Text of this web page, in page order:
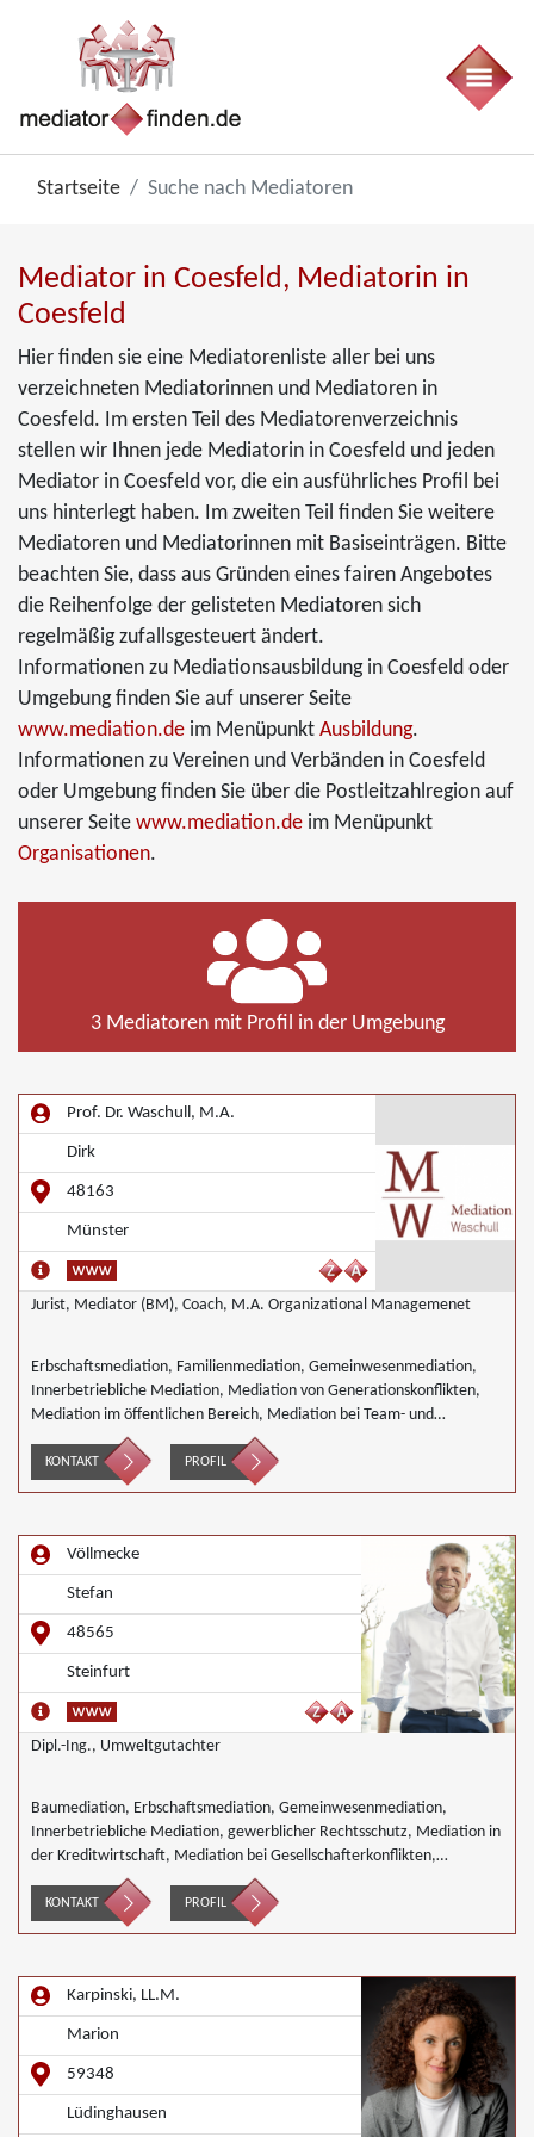
Startseite Suche nach Mediatoren
Mediator in Coesfeld, Mediatorin in
Coesfeld
Hier finden sie eine Mediatorenliste aller bei uns
verzeichneten Mediatorinnen und Mediatoren in
Coesfeld. Im ersten Teil des Mediatorenverzeichnis
stellen wir Ihnen jede Mediatorin in Coesfeld und jeden
Mediator in Coesfeld vor, die ein ausführliches Profil bei
uns hinterlegt haben. Im zweiten Teil finden Sie weitere
Mediatoren und Mediatorinnen mit Basiseinträgen. Bitte
beachten Sie, dass aus Gründen eines fairen Angebotes
die Reihenfolge der gelisteten Mediatoren sich
regelmäßig zufallsgesteuert ändert.
Informationen zu Mediationsausbildung in Coesfeld oder
Umgebung finden Sie auf unserer Seite
www.mediation.de im Menüpunkt Ausbildung.
Informationen zu Vereinen und Verbänden in Coesfeld
oder Umgebung finden Sie über die Postleitzahlregion auf
unserer Seite www.mediation.de im Menüpunkt
Organisationen.
3 Mediatoren mit Profil in der Umgebung
Prof. Dr. Waschull, M.A.
Dirk
48163
Münster
Jurist, Mediator (BM), Coach, M.A. Organizational Managemenet
Erbschaftsmediation, Familienmediation, Gemeinwesenmediation,
Innerbetriebliche Mediation, Mediation von Generationskonflikten,
Mediation im öffentlichen Bereich, Mediation bei Team- und
Gruppenkonflikten, Nachbarschaftsmediation, Schulmediation
KONTAKT PROFIL
Völlmecke
Stefan
48565
Steinfurt
Dipl.-Ing., Umweltgutachter
Baumediation, Erbschaftsmediation, Gemeinwesenmediation,
Innerbetriebliche Mediation, gewerblicher Rechtsschutz, Mediation in
der Kreditwirtschaft, Mediation bei Gesellschafterkonflikten,
Mediation im öffentlichen Bereich, Mediation bei Team- und
Gruppenkonflikten, Mediation von Unternehmensnachfolgen,
Mediation in der Wohnungswirtschaft, Nachbarschaftsmediation,
Wirtschaftsmediation
KONTAKT PROFIL
Karpinski, LL.M.
Marion
59348
Lüdinghausen